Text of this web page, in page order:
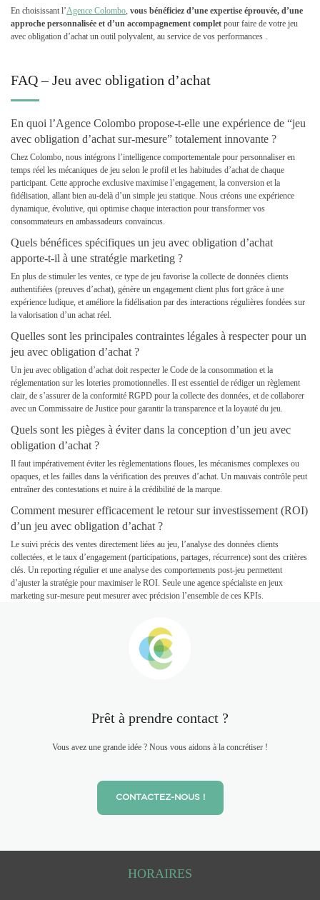
En choisissant l’Agence Colombo, vous bénéficiez d’une expertise éprouvée, d’une
approche personnalisée et d’un accompagnement complet pour faire de votre jeu
avec obligation d’achat un outil polyvalent, au service de vos performances .
FAQ – Jeu avec obligation d’achat
En quoi l’Agence Colombo propose-t-elle une expérience de “jeu
avec obligation d’achat sur-mesure” totalement innovante ?
Chez Colombo, nous intégrons l’intelligence comportementale pour personnaliser en
temps réel les mécaniques de jeu selon le profil et les habitudes d’achat de chaque
participant. Cette approche exclusive maximise l’engagement, la conversion et la
fidélisation, allant bien au-delà d’un simple jeu statique. Nous créons une expérience
dynamique, évolutive, qui optimise chaque interaction pour transformer vos
consommateurs en ambassadeurs convaincus.
Quels bénéfices spécifiques un jeu avec obligation d’achat
apporte-t-il à une stratégie marketing ?
En plus de stimuler les ventes, ce type de jeu favorise la collecte de données clients
authentifiées (preuves d’achat), génère un engagement client plus fort grâce à une
expérience ludique, et améliore la fidélisation par des interactions régulières fondées sur
la valorisation d’un achat réel.
Quelles sont les principales contraintes légales à respecter pour un
jeu avec obligation d’achat ?
Un jeu avec obligation d’achat doit respecter le Code de la consommation et la
réglementation sur les loteries promotionnelles. Il est essentiel de rédiger un règlement
clair, de s’assurer de la conformité RGPD pour la collecte des données, et de collaborer
avec un Commissaire de Justice pour garantir la transparence et la loyauté du jeu.
Quels sont les pièges à éviter dans la conception d’un jeu avec
obligation d’achat ?
Il faut impérativement éviter les règlementations floues, les mécanismes complexes ou
opaques, et les failles dans la vérification des preuves d’achat. Un mauvais contrôle peut
entraîner des contestations et nuire à la crédibilité de la marque.
Comment mesurer efficacement le retour sur investissement (ROI)
d’un jeu avec obligation d’achat ?
Le suivi précis des ventes directement liées au jeu, l’analyse des données clients
collectées, et le taux d’engagement (participations, partages, récurrence) sont des critères
clés. Un reporting régulier et une analyse des comportements post-jeu permettent
d’ajuster la stratégie pour maximiser le ROI. Seule une agence spécialiste en jeux
marketing sur-mesure peut mesurer avec précision l’ensemble de ces KPIs.
Prêt à prendre contact ?
Vous avez une grande idée ? Nous vous aidons à la concrétiser !
CONTACTEZ-NOUS !
HORAIRES